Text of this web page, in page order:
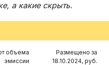
а какие скрыть.
объема
эмиссии
Размещено за
18.10.2024, руб.